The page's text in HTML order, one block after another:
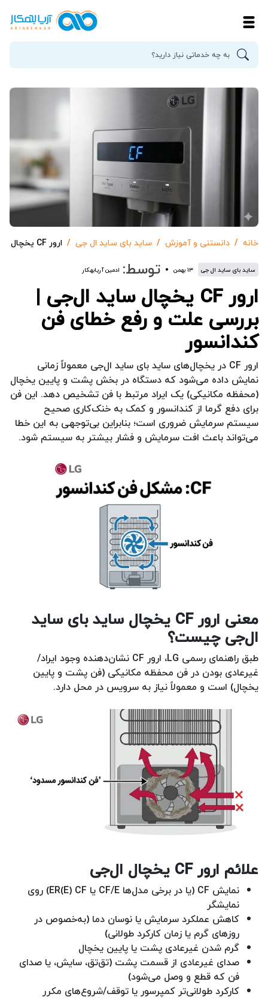
خانه دانستنی و آموزش ساید بای ساید ال جی ارور CF یخچال ساید ال‌جی | بررسی علت و رفع خطای فن کندانسور
ساید بای ساید ال جی ۱۳ بهمن توسط: ادمین آریابهکار
ارور CF یخچال ساید ال‌جی |
بررسی علت و رفع خطای فن
کندانسور
ارور CF در یخچال‌های ساید بای ساید ال‌جی معمولاً زمانی
نمایش داده می‌شود که دستگاه در بخش پشت و پایین یخچال
(محفظه مکانیکی) یک ایراد مرتبط با فن تشخیص دهد. این فن
برای دفع گرما از کندانسور و کمک به خنک‌کاری صحیح
سیستم سرمایش ضروری است؛ بنابراین بی‌توجهی به این خطا
می‌تواند باعث افت سرمایش و فشار بیشتر به سیستم شود.
معنی ارور CF یخچال ساید بای ساید
ال‌جی چیست؟
طبق راهنمای رسمی LG، ارور CF نشان‌دهنده وجود ایراد/
غیرعادی بودن در فن محفظه مکانیکی (فن پشت و پایین
یخچال) است و معمولاً نیاز به سرویس در محل دارد.
علائم ارور CF یخچال ال‌جی
نمایش CF (یا در برخی مدل‌ها CF/E یا ER(E) CF) روی
نمایشگر
کاهش عملکرد سرمایش یا نوسان دما (به‌خصوص در
روزهای گرم یا زمان کارکرد طولانی)
گرم شدن غیرعادی پشت یا پایین یخچال
صدای غیرعادی از قسمت پشت (تق‌تق، سایش، یا صدای
فن که قطع و وصل می‌شود)
کارکرد طولانی‌تر کمپرسور یا توقف/شروع‌های مکرر